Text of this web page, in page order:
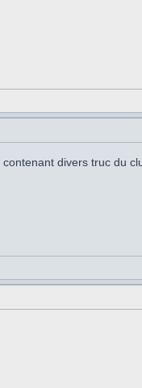
contenant divers truc du